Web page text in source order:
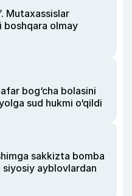
Mutaxassislar
boshqara olmay
bog‘cha bolasini
sud hukmi o‘qildi
sakkizta bomba
siyosiy ayblovlardan